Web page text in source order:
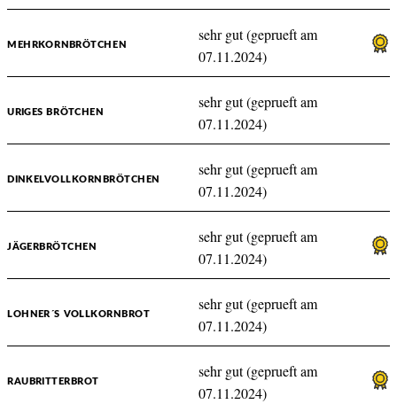
MEHRKORNBRÖTCHEN
sehr gut (geprueft am
07.11.2024)
URIGES BRÖTCHEN
sehr gut (geprueft am
07.11.2024)
DINKELVOLLKORNBRÖTCHEN
sehr gut (geprueft am
07.11.2024)
JÄGERBRÖTCHEN
sehr gut (geprueft am
07.11.2024)
LOHNER´S VOLLKORNBROT
sehr gut (geprueft am
07.11.2024)
RAUBRITTERBROT
sehr gut (geprueft am
07.11.2024)